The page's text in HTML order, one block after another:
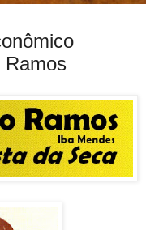
Ramos